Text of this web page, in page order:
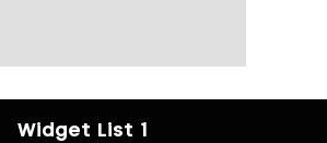
Widget List 1